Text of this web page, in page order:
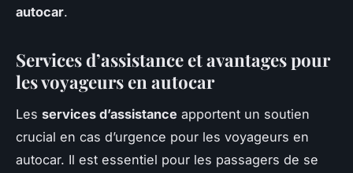
autocar.
Services d’assistance et avantages pour
les voyageurs en autocar
Les services d’assistance apportent un soutien
crucial en cas d’urgence pour les voyageurs en
autocar. Il est essentiel pour les passagers de se